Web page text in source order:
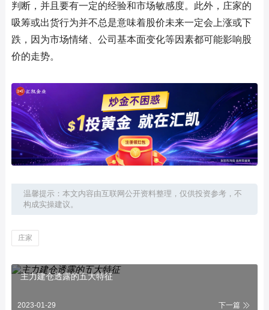
判断，并且要有一定的经验和市场敏感度。此外，庄家的
吸筹或出货行为并不总是意味着股价未来一定会上涨或下
跌，因为市场情绪、公司基本面变化等因素都可能影响股
价的走势。
温馨提示：本文内容由互联网公开资料整理，仅供投资参考，不
构成实操建议。
庄家
主力建仓透露的五大特征
2023-01-29 下一篇